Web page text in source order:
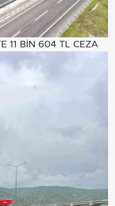
11 BİN 604 TL CEZA